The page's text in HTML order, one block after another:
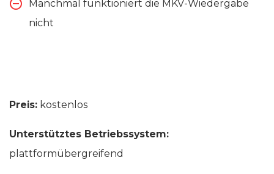
Manchmal funktioniert die MKV-Wiedergabe
nicht
Preis: kostenlos
Unterstütztes Betriebssystem:
plattformübergreifend